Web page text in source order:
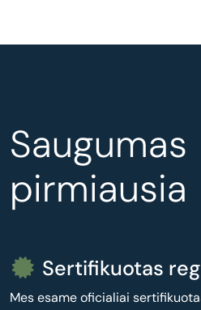
Saugumas
pirmiausia
Sertifikuotas
Mes esame oficialiai